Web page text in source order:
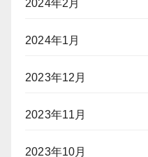
2024年2月
2024年1月
2023年12月
2023年11月
2023年10月